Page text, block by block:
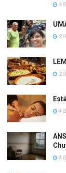
4
2
2
4
4